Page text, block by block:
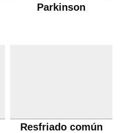
Parkinson
Resfriado común